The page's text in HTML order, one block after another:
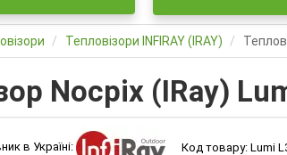
Тепловізори INFIRAY (IRAY)
Nocpix (IRay)
в Україні: Код товару: Lumi